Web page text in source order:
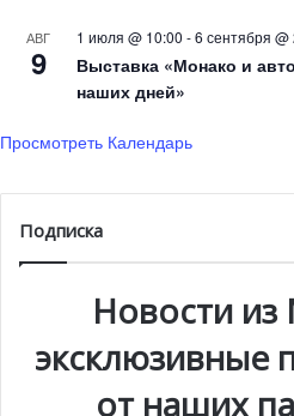
АВГ
9
1 июля @ 10:00 -6 сентября @
Выставка «Монако и
наших дней»
Просмотреть Календарь
Подписка
Новости
эксклюзивные
от наших